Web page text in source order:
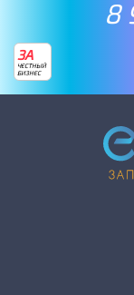
8
ЗА
ЧЕСТНЫЙ
БИЗНЕС